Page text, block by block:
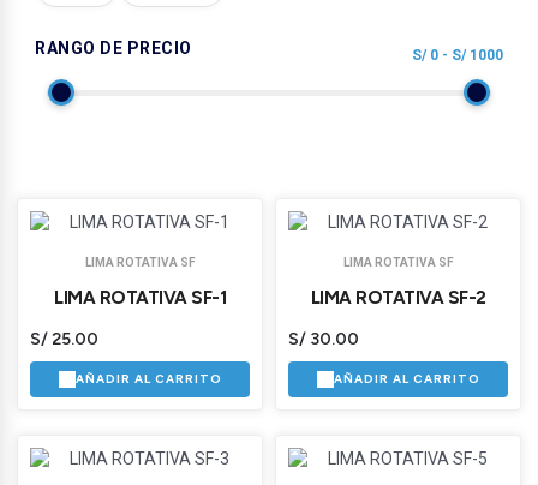
RANGO DE PRECIO S/ 0 - S/ 1000
LIMA ROTATIVA SF
LIMA ROTATIVA SF-1
S/25.00
AÑADIR AL CARRITO
LIMA ROTATIVA SF
LIMA ROTATIVA SF-2
S/ 30.00
AÑADIR AL CARRITO